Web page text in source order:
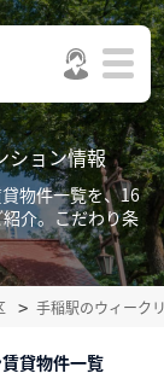
ション情報
物件一覧を、16
介。こだわり条
手稲駅のウィーク
貸物件一覧